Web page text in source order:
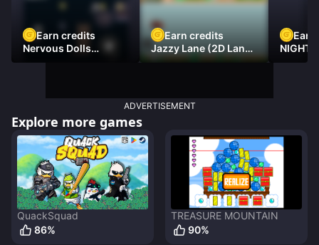
Earn credits
Nervous Dolls
(Platformer)
Earn credits
Jazzy Lane (2D Laner
Racer)
Earn
NIGHT
ADVERTISEMENT
Explore more games
QuackSquad
86%
TREASURE MOUNTAIN
90%